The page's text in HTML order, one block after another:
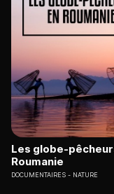
Les globe-
Roumanie
DOCUMENTAIRES NATURE